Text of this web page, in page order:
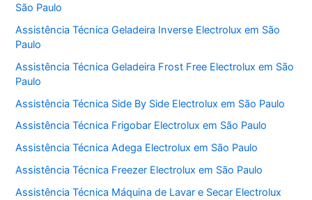
São Paulo
Assistência Técnica Geladeira Inverse Electrolux em São
Paulo
Assistência Técnica Geladeira Frost Free Electrolux em São
Paulo
Assistência Técnica Side By Side Electrolux em São Paulo
Assistência Técnica Frigobar Electrolux em São Paulo
Assistência Técnica Adega Electrolux em São Paulo
Assistência Técnica Freezer Electrolux em São Paulo
Assistência Técnica Máquina de Lavar e Secar Electrolux